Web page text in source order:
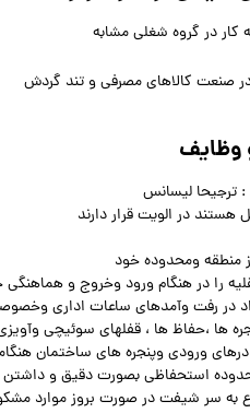
صنعت کالاهای مصرفی و تند گردش
ترجیحا لیسانس
هستند در الویت قرار دارند
منطقه ومحدوده خود
را در هنگام ورود وخروج و
در رفت وآمدهای ساعات اداری
ها ،حفاظ ها ، قفلهای سوئیچی
ورودی وپنجره های ساختمان
استحفاظی بصورت دقیق و داشتن
به سر شیفت در صورت بروز موارد